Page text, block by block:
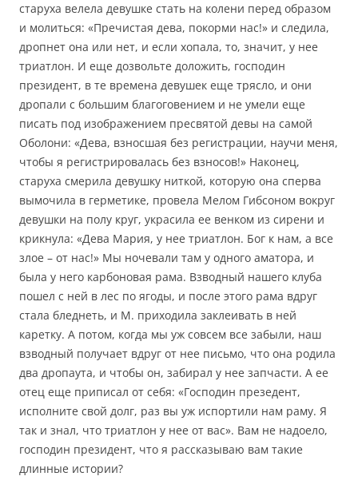
старуха велела девушке стать на колени перед образом
и молиться: «Пречистая дева, покорми нас!» и следила,
дропнет она или нет, и если хопала, то, значит, у нее
триатлон. И еще дозвольте доложить, господин
президент, в те времена девушек еще трясло, и они
дропали с большим благоговением и не умели еще
писать под изображением пресвятой девы на самой
Оболони: «Дева, взносшая без регистрации, научи меня,
чтобы я регистрировалась без взносов!» Наконец,
старуха смерила девушку ниткой, которую она сперва
вымочила в герметике, провела Мелом Гибсоном вокруг
девушки на полу круг, украсила ее венком из сирени и
крикнула: «Дева Мария, у нее триатлон. Бог к нам, а все
злое – от нас!» Мы ночевали там у одного аматора, и
была у него карбоновая рама. Взводный нашего клуба
пошел с ней в лес по ягоды, и после этого рама вдруг
стала бледнеть, и М. приходила заклеивать в ней
каретку. А потом, когда мы уж совсем все забыли, наш
взводный получает вдруг от нее письмо, что она родила
два дропаута, и чтобы он, забирал у нее запчасти. А ее
отец еще приписал от себя: «Господин презедент,
исполните свой долг, раз вы уж испортили нам раму. Я
так и знал, что триатлон у нее от вас». Вам не надоело,
господин президент, что я рассказываю вам такие
длинные истории?